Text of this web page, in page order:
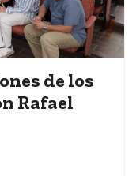
de los
Rafael